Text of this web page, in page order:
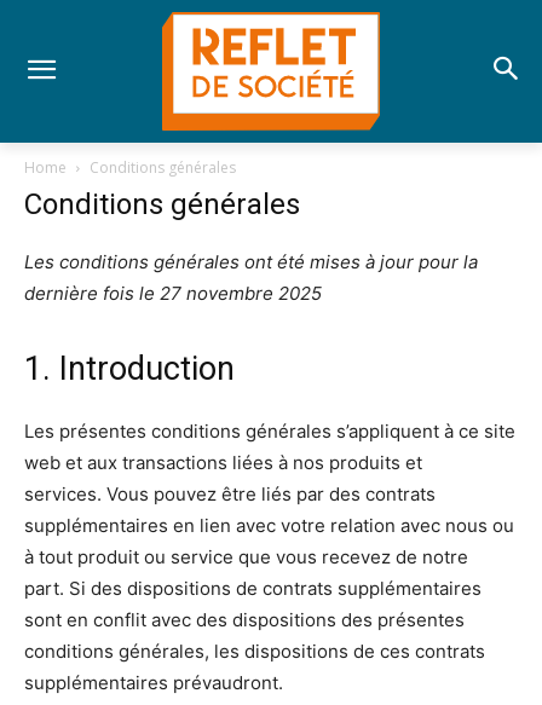
Home Conditions générales
Conditions générales
Les conditions générales ont été mises à jour pour la
dernière fois le 27 novembre 2025
1. Introduction
Les présentes conditions générales s’appliquent à ce site
web et aux transactions liées à nos produits et
services. Vous pouvez être liés par des contrats
supplémentaires en lien avec votre relation avec nous ou
à tout produit ou service que vous recevez de notre
part. Si des dispositions de contrats supplémentaires
sont en conflit avec des dispositions des présentes
conditions générales, les dispositions de ces contrats
supplémentaires prévaudront.